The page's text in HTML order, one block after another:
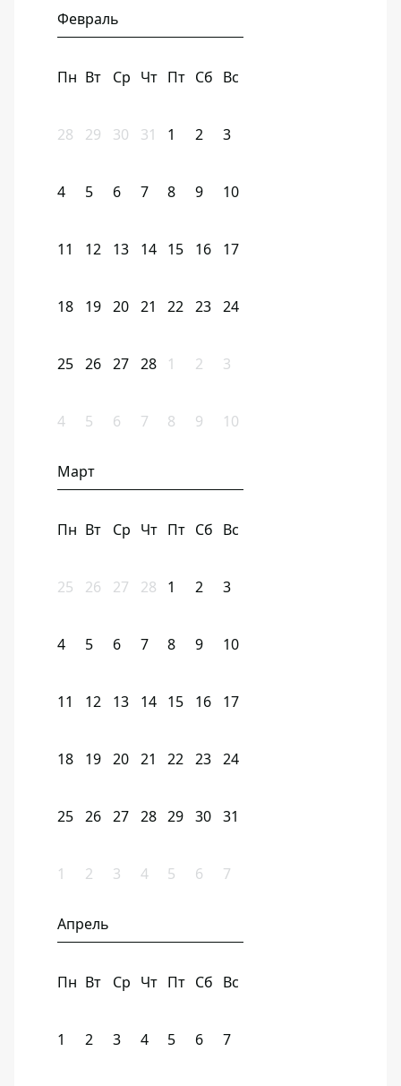
Февраль
Пн Вт Ср Чт Пт Сб Вс
28 29 30 31 1 2 3
4 5 6 7 8 9 10
11 12 13 14 15 16 17
18 19 20 21 22 23 24
25 26 27 28 1 2 3
4 5 6 7 8 9 10
Март
Пн Вт Ср Чт Пт Сб Вс
25 26 27 28 1 2 3
4 5 6 7 8 9 10
11 12 13 14 15 16 17
18 19 20 21 22 23 24
25 26 27 28 29 30 31
1 2 3 4 5 6 7
Апрель
Пн Вт Ср Чт Пт Сб Вс
1 2 3 4 5 6 7